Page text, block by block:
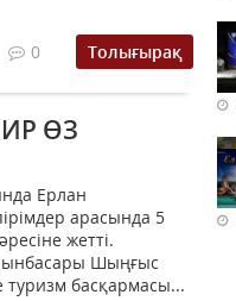
0 Толығырақ
ӨЗ
Ерлан
арасында 5
жетті.
Шыңғыс
басқармасы...